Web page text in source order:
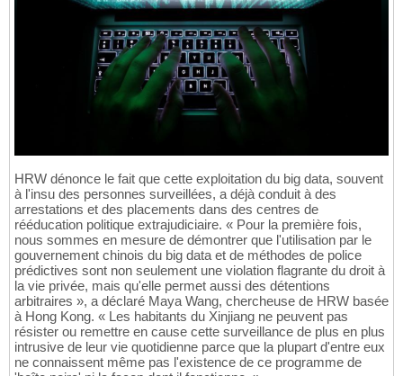
HRW dénonce le fait que cette exploitation du big data, souvent
à l'insu des personnes surveillées, a déjà conduit à des
arrestations et des placements dans des centres de
rééducation politique extrajudiciaire. « Pour la première fois,
nous sommes en mesure de démontrer que l'utilisation par le
gouvernement chinois du big data et de méthodes de police
prédictives sont non seulement une violation flagrante du droit à
la vie privée, mais qu'elle permet aussi des détentions
arbitraires », a déclaré Maya Wang, chercheuse de HRW basée
à Hong Kong. « Les habitants du Xinjiang ne peuvent pas
résister ou remettre en cause cette surveillance de plus en plus
intrusive de leur vie quotidienne parce que la plupart d'entre eux
ne connaissent même pas l'existence de ce programme de